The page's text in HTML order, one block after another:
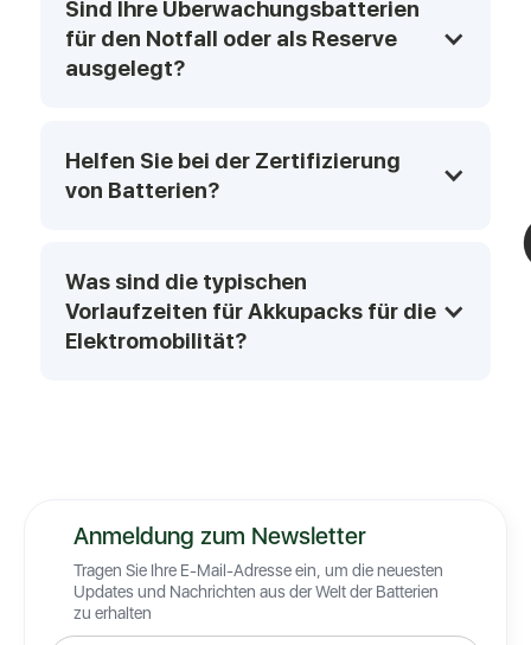
Sind Ihre Überwachungsbatterien
für den Notfall oder als Reserve
ausgelegt?
Helfen Sie bei der Zertifizierung
von Batterien?
Was sind die typischen
Vorlaufzeiten für Akkupacks für die
Elektromobilität?
Anmeldung zum Newsletter
Tragen Sie Ihre E-Mail-Adresse ein, um die neuesten
Updates und Nachrichten aus der Welt der Batterien
zu erhalten